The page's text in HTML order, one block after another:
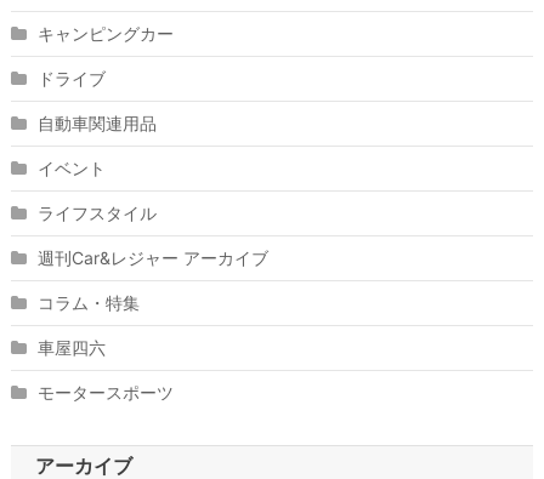
キャンピングカー
ドライブ
自動車関連用品
イベント
ライフスタイル
週刊Car&レジャー アーカイブ
コラム・特集
車屋四六
モータースポーツ
アーカイブ